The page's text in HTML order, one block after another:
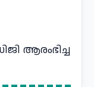
ആരംഭിച്ച